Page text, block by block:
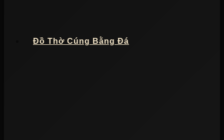
Đồ Thờ Cúng Bằng Đá